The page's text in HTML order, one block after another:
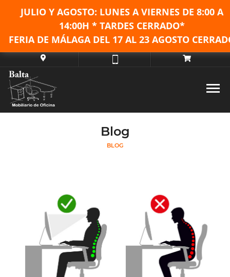
JULIO Y AGOSTO: LUNES A VIERNES DE 8:00 A
14:00H * TARDES CERRADO*
FERIA DE MÁLAGA DEL 17 AL 23 AGOSTO
Blog
BLOG